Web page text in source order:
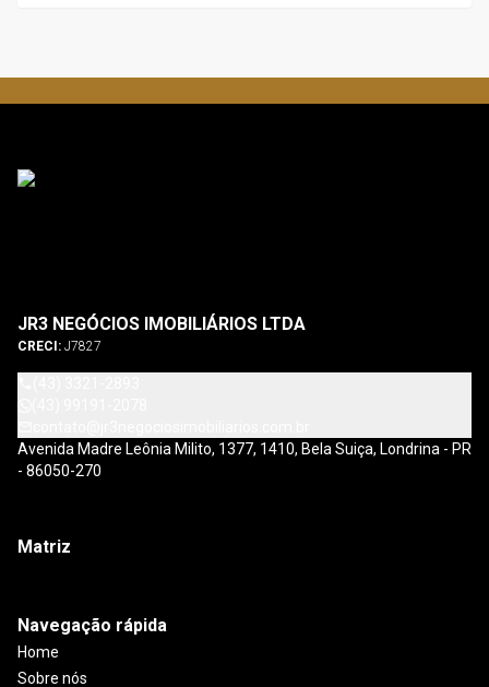
JR3 NEGÓCIOS IMOBILIÁRIOS LTDA
CRECI: J7827
Avenida Madre Leônia Milito, 1377, 1410, Bela Suiça, Londrina - PR
- 86050-270
Matriz
Navegação rápida
Home
Sobre nós